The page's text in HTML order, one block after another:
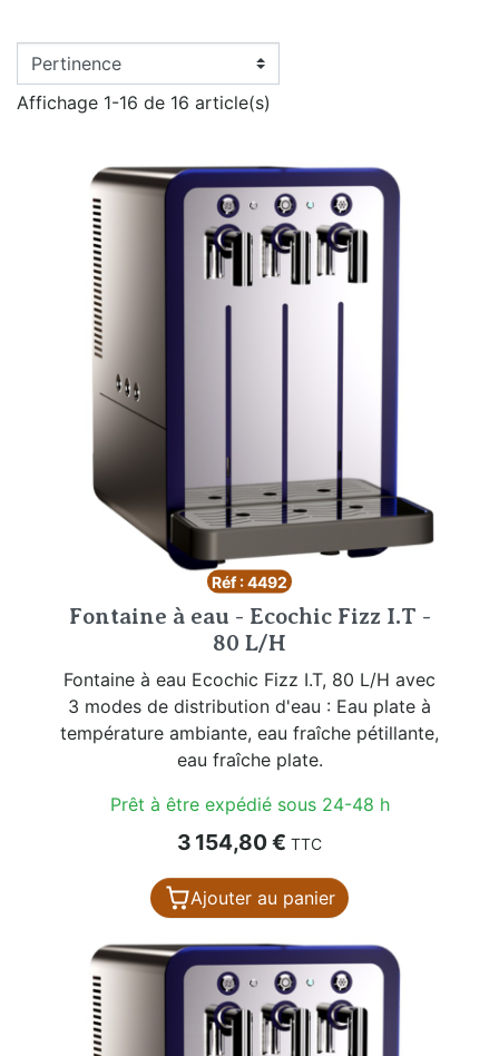
Affichage 1-16 de 16 article(s)
Réf : 4492
Fontaine à eau - Ecochic Fizz I.T -
80 L/H
Fontaine à eau Ecochic Fizz I.T, 80 L/H avec
3 modes de distribution d'eau : Eau plate à
température ambiante, eau fraîche pétillante,
eau fraîche plate.
Prêt à être expédié sous 24-48 h
Prix
3 154,80 € TTC
Ajouter au panier